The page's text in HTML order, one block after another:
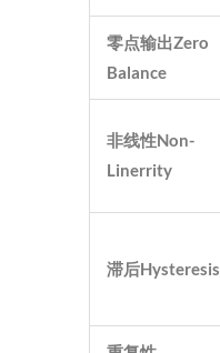
零点输出Zero
Balance
非线性Non-
Linerrity
滞后Hysteresis